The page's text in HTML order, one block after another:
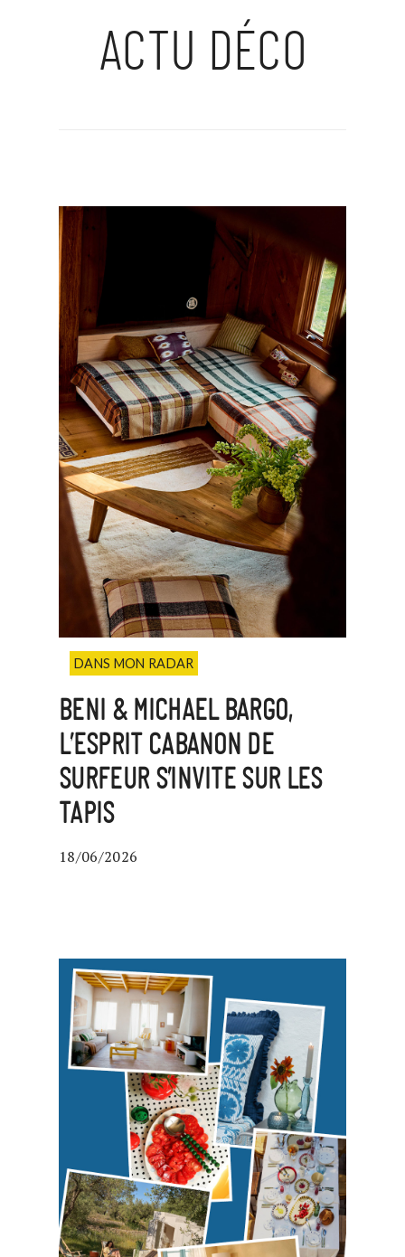
ACTU DÉCO
DANS MON RADAR
BENI & MICHAEL BARGO,
L’ESPRIT CABANON DE
SURFEUR S’INVITE SUR LES
TAPIS
18/06/2026